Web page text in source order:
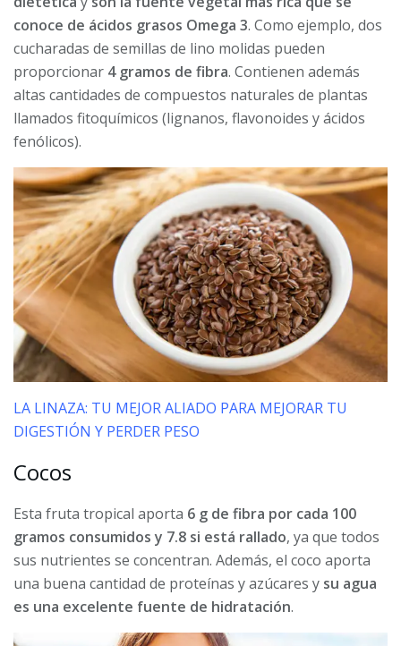
conoce de ácidos grasos Omega 3. Como ejemplo, dos
cucharadas de semillas de lino molidas pueden
proporcionar 4 gramos de fibra. Contienen además
altas cantidades de compuestos naturales de plantas
llamados fitoquímicos (lignanos, flavonoides y ácidos
fenólicos).
LA LINAZA: TU MEJOR ALIADO PARA MEJORAR TU
DIGESTIÓN Y PERDER PESO
Cocos
Esta fruta tropical aporta 6 g de fibra por cada 100
gramos consumidos y 7.8 si está rallado, ya que todos
sus nutrientes se concentran. Además, el coco aporta
una buena cantidad de proteínas y azúcares y su agua
es una excelente fuente de hidratación.